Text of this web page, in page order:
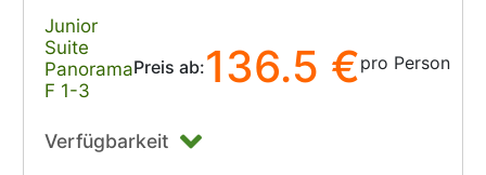
Junior
Suite
Panorama
F 1-3
Preis ab:136.5 €pro Person
Verfügbarkeit